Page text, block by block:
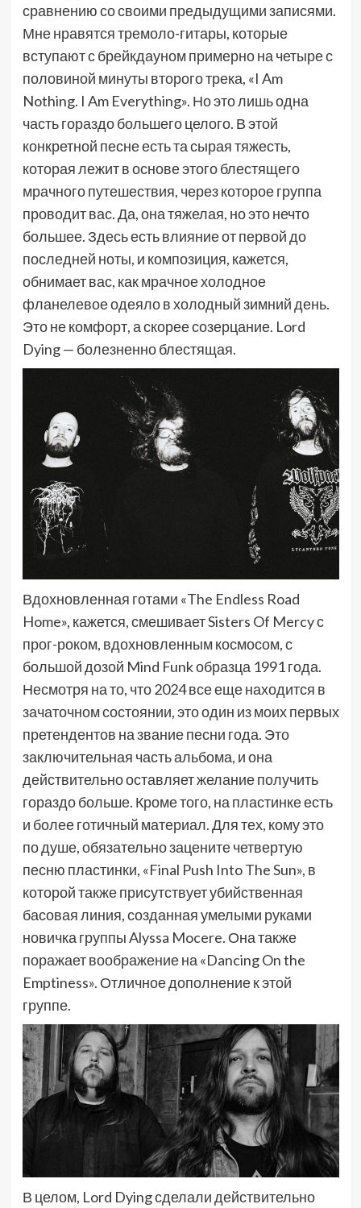
сравнению со своими предыдущими записями.
Мне нравятся тремоло-гитары, которые
вступают с брейкдауном примерно на четыре с
половиной минуты второго трека, «I Am
Nothing. I Am Everything». Но это лишь одна
часть гораздо большего целого. В этой
конкретной песне есть та сырая тяжесть,
которая лежит в основе этого блестящего
мрачного путешествия, через которое группа
проводит вас. Да, она тяжелая, но это нечто
большее. Здесь есть влияние от первой до
последней ноты, и композиция, кажется,
обнимает вас, как мрачное холодное
фланелевое одеяло в холодный зимний день.
Это не комфорт, а скорее созерцание. Lord
Dying — болезненно блестящая.
Вдохновленная готами «The Endless Road
Home», кажется, смешивает Sisters Of Mercy с
прог-роком, вдохновленным космосом, с
большой дозой Mind Funk образца 1991 года.
Несмотря на то, что 2024 все еще находится в
зачаточном состоянии, это один из моих первых
претендентов на звание песни года. Это
заключительная часть альбома, и она
действительно оставляет желание получить
гораздо больше. Кроме того, на пластинке есть
и более готичный материал. Для тех, кому это
по душе, обязательно зацените четвертую
песню пластинки, «Final Push Into The Sun», в
которой также присутствует убийственная
басовая линия, созданная умелыми руками
новичка группы Alyssa Mocere. Она также
поражает воображение на «Dancing On the
Emptiness». Отличное дополнение к этой
группе.
В целом, Lord Dying сделали действительно